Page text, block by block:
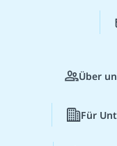
Über
Für